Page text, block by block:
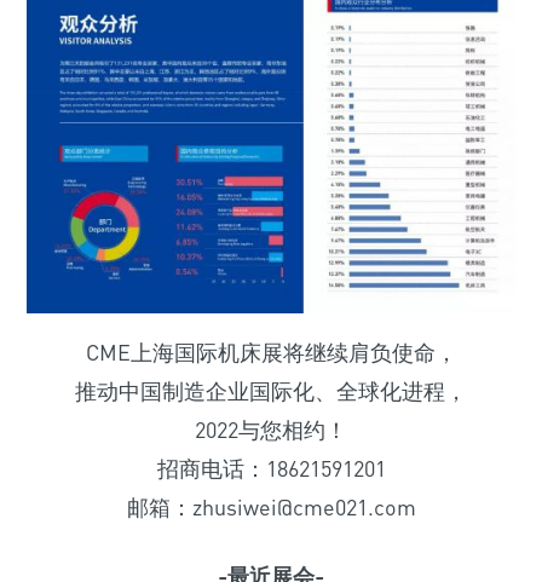
CME上海国际机床展将继续肩负使命，
推动中国制造企业国际化、全球化进程，
2022与您相约！
招商电话：18621591201
邮箱：zhusiwei@cme021.com
-最近展会-